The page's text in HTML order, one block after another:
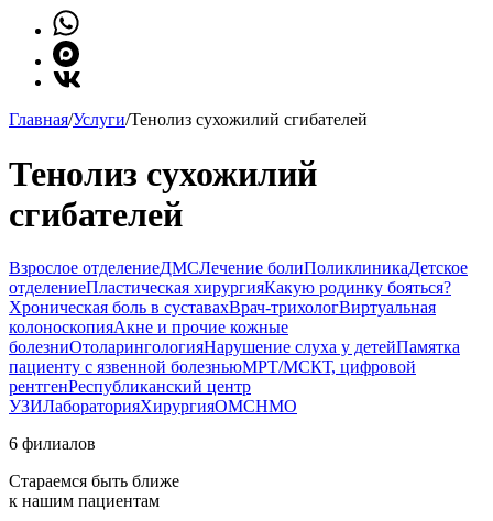
Главная/Услуги/Тенолиз сухожилий сгибателей
Тенолиз сухожилий
сгибателей
Взрослое отделениеДМСЛечение болиПоликлиникаДетское
отделениеПластическая хирургияКакую родинку бояться?
Хроническая боль в суставахВрач-трихологВиртуальная
колоноскопияАкне и прочие кожные
болезниОтоларингологияНарушение слуха у детейПамятка
пациенту с язвенной болезньюМРТ/МСКТ, цифровой
рентгенРеспубликанский центр
УЗИЛабораторияХирургияОМСНМО
6 филиалов
Стараемся быть ближе
к нашим пациентам